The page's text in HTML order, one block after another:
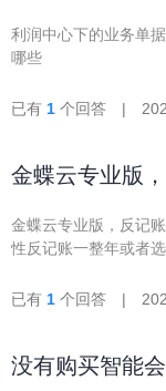
利润中心下的业务单
哪些
已有 1 个回答 |
金蝶云专业版
金蝶云专业版，反记
性反记账一整年或者
已有 1 个回答 |
没有购买智能